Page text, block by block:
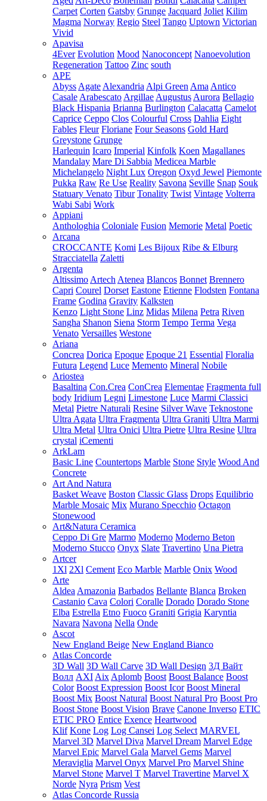
Carpet Corten Gatsby Grunge Jacquard Joliet Kilim
Magma Norway Regio Steel Tango Uptown Victorian
Vivid
Apavisa
4Ever Evolution Mood Nanoconcept Nanoevolution
Regeneration Tattoo Zinc south
APE
Abyss Agate Alexandria Alpi Green Ama Antico
Casale Arabescato Argillae Augustus Aurora Bellagio
Black Hispania Brianna Burlington Calacatta Camelot
Caprice Ceppo Clos Colourful Cross Dahlia Eight
Fables Fleur Floriane Four Seasons Gold Hard
Greystone Grunge
Harlequin Icaro Imperial Kinfolk Koen Magallanes
Mandalay Mare Di Sabbia Medicea Marble
Michelangelo Night Lux Oregon Oxyd Jewel Piemonte
Pukka Raw Re Use Reality Savona Seville Snap Souk
Statuary Venato Tibur Tonality Twist Vintage Volterra
Wabi Sabi Work
Appiani
Anthologhia Coloniale Fusion Memorie Metal Poetic
Arcana
CROCCANTE Komi Les Bijoux Ribe & Elburg
Stracciatella Zaletti
Argenta
Altissimo Artech Atenea Blancos Bonnet Brennero
Capri Courel Dorset Eastone Etienne Flodsten Fontana
Frame Godina Gravity Kalksten
Kenzo Light Stone Linz Midas Milena Petra Riven
Sangha Shanon Siena Storm Tempo Terma Vega
Venato Versailles Westone
Ariana
Concrea Dorica Epoque Epoque 21 Essential Floralia
Futura Legend Luce Memento Mineral Nobile
Ariostea
Basaltina Con.Crea ConCrea Elementae Fragmenta full
body Iridium Legni Limestone Luce Marmi Classici
Metal Pietre Naturali Resine Silver Wave Teknostone
Ultra Agata Ultra Fragmenta Ultra Graniti Ultra Marmi
Ultra Metal Ultra Onici Ultra Pietre Ultra Resine Ultra
crystal iCementi
ArkLam
Basic Line Countertops Marble Stone Style Wood And
Concrete
Art And Natura
Basket Weave Boston Classic Glass Drops Equilibrio
Marble Mosaic Mix Murano Specchio Octagon
Stonewood
Art&Natura Ceramica
Ceppo Di Gre Marmo Moderno Moderno Beton
Moderno Stucco Onyx Slate Travertino Una Pietra
Artcer
1Xl 2Xl Cement Eco Marble Marble Onix Wood
Arte
Aldea Amazonia Barbados Bellante Blanca Broken
Castanio Cava Colori Coralle Dorado Dorado Stone
Elba Estrella Etno Fuoco Graniti Grigia Karyntia
Navara Navona Nella Onde
Ascot
New England Beige New England Bianco
Atlas Concorde
3D Wall 3D Wall Carve 3D Wall Design 3Д Вайт
Волл AXI Aix Aplomb Boost Boost Balance Boost
Color Boost Expression Boost Icor Boost Mineral
Boost Mix Boost Natural Boost Natural Pro Boost Pro
Boost Stone Boost Vision Brave Canone Inverso ETIC
ETIC PRO Entice Exence Heartwood
Klif Kone Log Log Cansei Log Select MARVEL
Marvel 3D Marvel Diva Marvel Dream Marvel Edge
Marvel Epic Marvel Gala Marvel Gems Marvel
Meraviglia Marvel Onyx Marvel Pro Marvel Shine
Marvel Stone Marvel T Marvel Travertine Marvel X
Norde Nyra Prism Vest
Atlas Concorde Russia